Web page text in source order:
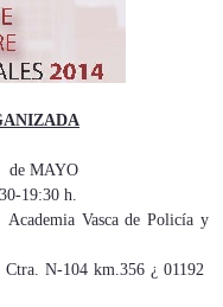
de MAYO
19:30 h.
Vasca de Policía y
km.356 ¿ 01192